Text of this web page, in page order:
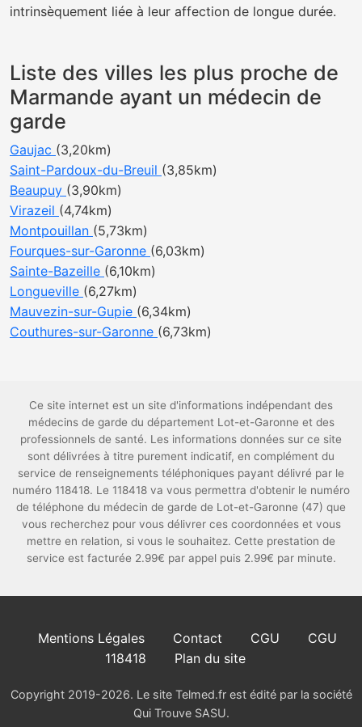
intrinsèquement liée à leur affection de longue durée.
Liste des villes les plus proche de
Marmande ayant un médecin de
garde
Gaujac (3,20km)
Saint-Pardoux-du-Breuil (3,85km)
Beaupuy (3,90km)
Virazeil (4,74km)
Montpouillan (5,73km)
Fourques-sur-Garonne (6,03km)
Sainte-Bazeille (6,10km)
Longueville (6,27km)
Mauvezin-sur-Gupie (6,34km)
Couthures-sur-Garonne (6,73km)
Ce site internet est un site d'informations indépendant des
médecins de garde du département Lot-et-Garonne et des
professionnels de santé. Les informations données sur ce site
sont délivrées à titre purement indicatif, en complément du
service de renseignements téléphoniques payant délivré par le
numéro 118418. Le 118418 va vous permettra d'obtenir le numéro
de téléphone du médecin de garde de Lot-et-Garonne (47) que
vous recherchez pour vous délivrer ces coordonnées et vous
mettre en relation, si vous le souhaitez. Cette prestation de
service est facturée 2.99€ par appel puis 2.99€ par minute.
Mentions Légales Contact CGU
CGU
118418
Plan du site
Copyright 2019-2026. Le site Telmed.fr est édité par la société
Qui Trouve SASU.